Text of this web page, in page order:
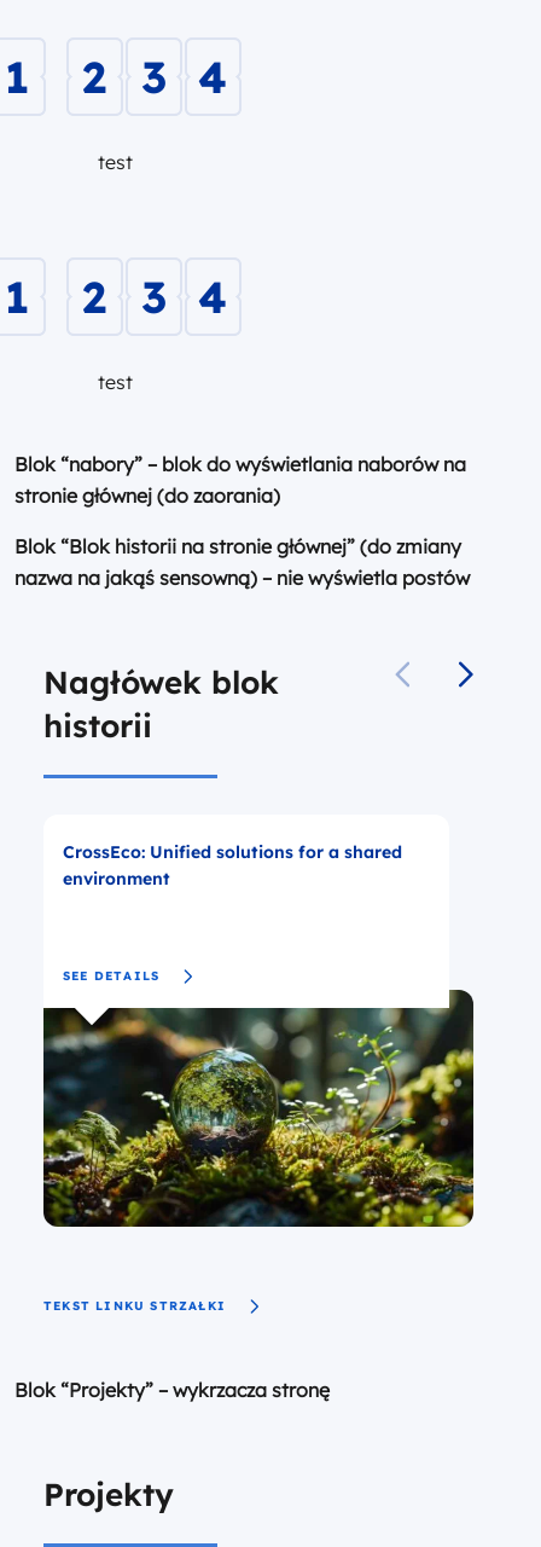
1 2 3 4
test
1 2 3 4
test
Blok “nabory” – blok do wyświetlania naborów na
stronie głównej (do zaorania)
Blok “Blok historii na stronie głównej” (do zmiany
nazwa na jakąś sensowną) – nie wyświetla postów
Nagłówek blok
historii
CrossEco: Unified solutions for a shared
environment
SEE DETAILS
TEKST LINKU STRZAŁKI
Blok “Projekty” – wykrzacza stronę
Projekty